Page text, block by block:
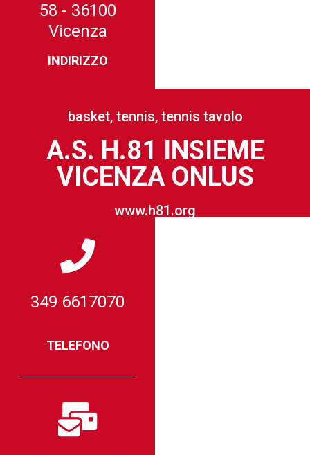
58 - 36100
Vicenza
INDIRIZZO
basket, tennis, tennis tavolo
A.S. H.81 INSIEME
VICENZA ONLUS
www.h81.org
349 6617070
TELEFONO